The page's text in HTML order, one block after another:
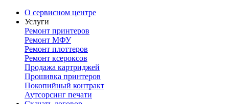
О сервисном центре
Услуги
Ремонт принтеров
Ремонт МФУ
Ремонт плоттеров
Ремонт ксероксов
Продажа картриджей
Прошивка принтеров
Покопийный контракт
Аутсорсинг печати